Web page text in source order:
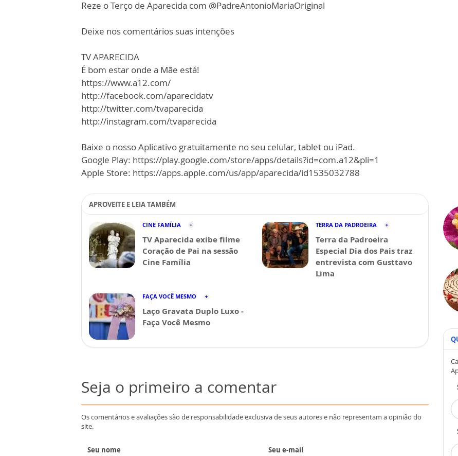
Reze o Terço de Aparecida com @PadreAntonioMariaOriginal
Deixe nos comentários suas intenções
TV APARECIDA
É bom estar onde a Mãe está!
https://www.a12.com/
http://facebook.com/aparecidatv
http://twitter.com/tvaparecida
http://instagram.com/tvaparecida
Baixe o nosso Aplicativo gratuitamente no seu celular, tablet ou iPad.
Google Play: https://play.google.com/store/apps/details?id=com.a12&pli=1
Apple Store: https://apps.apple.com/us/app/aparecida/id1535032788
APROVEITE E LEIA TAMBÉM
CINE FAMÍLIA
TV Aparecida exibe filme
Coração de Pai na sessão
Cine Família
TERRA DA PADROEIRA
Terra da Padroeira
Especial Dia dos Pais traz
entrevista com Gusttavo
Lima
FAÇA VOCÊ MESMO
Laço Gravata Duplo Luxo -
Faça Você Mesmo
Seja o primeiro a comentar
Os comentários e avaliações são de responsabilidade exclusiva de seus autores e não representam a opinião do
site.
Seu nome Seu e-mail